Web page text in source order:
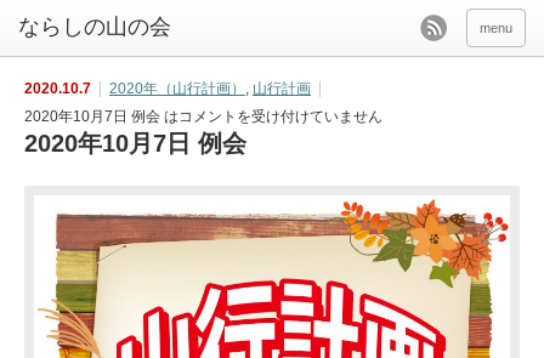
menu
2020.10.7 2020年（山行計画） , 山行計画
2020年10月7日 例会 はコメントを受け付けていません
2020年10月7日 例会